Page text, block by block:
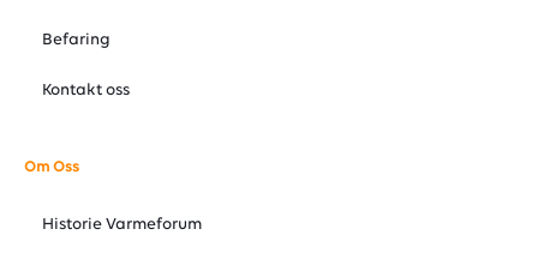
Befaring
Kontakt oss
Om Oss
Historie Varmeforum